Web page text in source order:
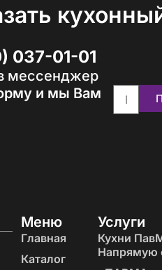
037-01-01
мессенджер
и мы Вам
Меню
Главная
Каталог
Услуги
Кухни
Напрямую